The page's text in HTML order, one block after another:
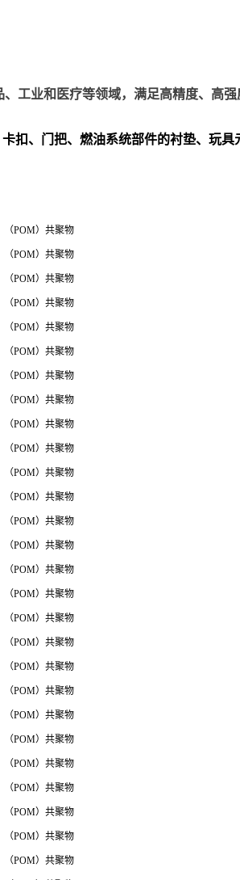
工业和医疗等领域，满足高精度、高强
扣、门把、 燃油系统部件的衬垫、玩
（POM）共聚物
（POM）共聚物
（POM）共聚物
（POM）共聚物
（POM）共聚物
（POM）共聚物
（POM）共聚物
（POM）共聚物
（POM）共聚物
（POM）共聚物
（POM）共聚物
（POM）共聚物
（POM）共聚物
（POM）共聚物
（POM）共聚物
（POM）共聚物
（POM）共聚物
（POM）共聚物
（POM）共聚物
（POM）共聚物
（POM）共聚物
（POM）共聚物
（POM）共聚物
（POM）共聚物
（POM）共聚物
（POM）共聚物
（POM）共聚物